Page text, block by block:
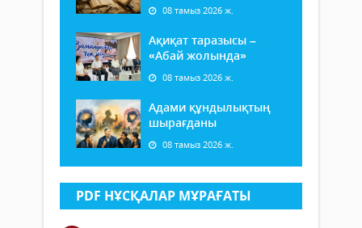
08 тамыз 2026 ж.
Ақиқат таразысы –
«Абай жолында»
08 тамыз 2026 ж.
Адами құндылықтың
шырағданы
08 тамыз 2026 ж.
PDF НҰСҚАЛАР МҰРАҒАТЫ